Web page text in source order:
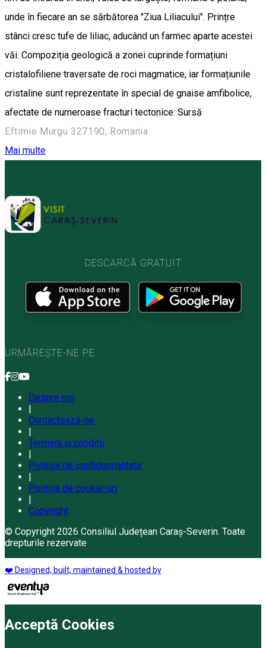
unde în fiecare an se sărbătorea "Ziua Liliacului". Prințre
stânci cresc tufe de liliac, aducând un farmec aparte acestei
văi. Compoziția geologică a zonei cuprinde formațiuni
cristalofiliene traversate de roci magmatice, iar formațiunile
cristaline sunt reprezentate în special de gnaise amfibolice,
afectate de numeroase fracturi tectonice. Sursă
Eftimie Murgu 327190, Romania
Mai multe
DESCARCĂ GRATUIT
URMĂREȘTE-NE PE
Despre noi
|
Contactează-ne
|
Termeni și condiții
|
Politica de confidențialitate
|
Politica de cookie-uri
|
Copyright
© Copyright 2026 Consiliul Județean Caraș-Severin. Toate
drepturile rezervate
❤️ Designed, built, maintained & hosted by
Acceptă Cookies